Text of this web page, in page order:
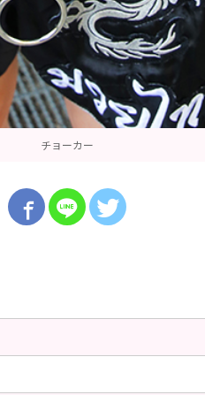
チョーカー